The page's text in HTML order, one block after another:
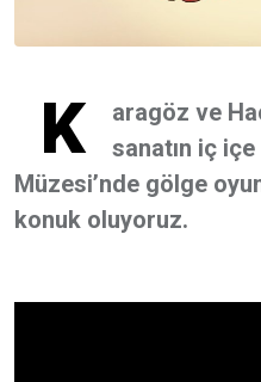
K
aragöz ve
sanatın iç
Müzesi’nde gölge
konuk oluyoruz.